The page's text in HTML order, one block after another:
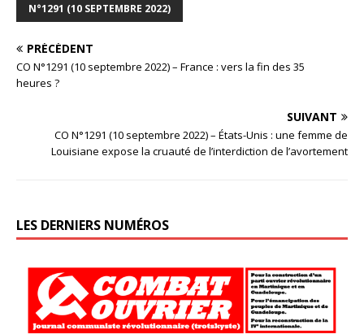
N°1291 (10 SEPTEMBRE 2022)
PRÉCÉDENT
CO N°1291 (10 septembre 2022) – France : vers la fin des 35
heures ?
SUIVANT
CO N°1291 (10 septembre 2022) – États-Unis : une femme de
Louisiane expose la cruauté de l’interdiction de l’avortement
LES DERNIERS NUMÉROS